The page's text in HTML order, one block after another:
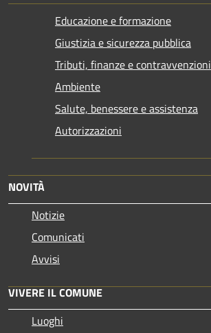
Educazione e formazione
Giustizia e sicurezza pubblica
Tributi, finanze e contravvenzioni
Ambiente
Salute, benessere e assistenza
Autorizzazioni
NOVITÀ
Notizie
Comunicati
Avvisi
VIVERE IL COMUNE
Luoghi